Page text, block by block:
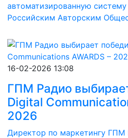
автоматизированную
Российским Авторским
16-02-2026 13:08
ГПМ Радио
Digital
2026
Директор по маркетингу ГПМ